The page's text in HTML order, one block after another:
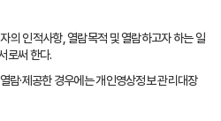
의 인적사항, 열람목적 및 열람하고자 하는 일
로써 한다.
람·제공한 경우에는 개인영상정보 관리대장